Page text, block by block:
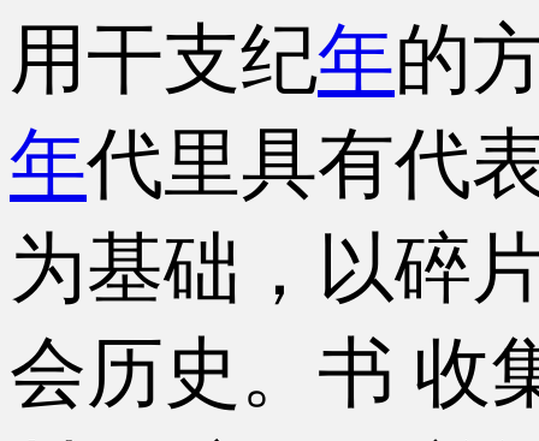
用干支纪年的
年代里具有代
为基础，以碎
会历史。书 收